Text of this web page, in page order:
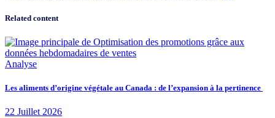
Related content
Analyse
Les aliments d’origine végétale au Canada : de l’expansion à la pertinence
22 Juillet 2026